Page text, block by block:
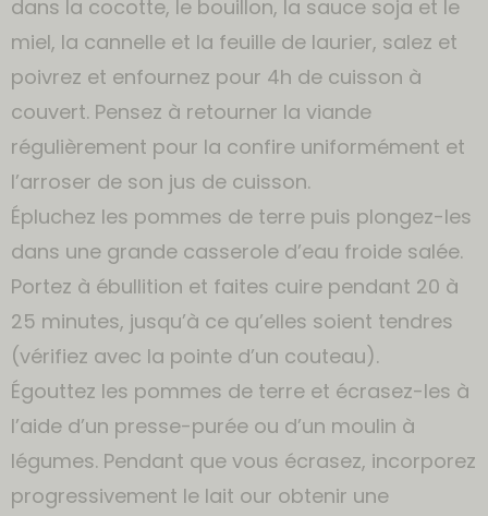
dans la cocotte, le bouillon, la sauce soja et le
miel, la cannelle et la feuille de laurier, salez et
poivrez et enfournez pour 4h de cuisson à
couvert. Pensez à retourner la viande
régulièrement pour la confire uniformément et
l’arroser de son jus de cuisson.
Épluchez les pommes de terre puis plongez-les
dans une grande casserole d’eau froide salée.
Portez à ébullition et faites cuire pendant 20 à
25 minutes, jusqu’à ce qu’elles soient tendres
(vérifiez avec la pointe d’un couteau).
Égouttez les pommes de terre et écrasez-les à
l’aide d’un presse-purée ou d’un moulin à
légumes. Pendant que vous écrasez, incorporez
progressivement le lait our obtenir une